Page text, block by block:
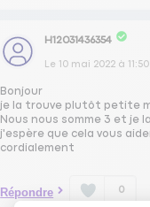
H12031436354
Le 10 mai 2022 à 11:50
Bonjour
je la trouve plutôt petite
Nous nous somme 3 et je
j'espère que cela vous
cordialement
Répondre 0